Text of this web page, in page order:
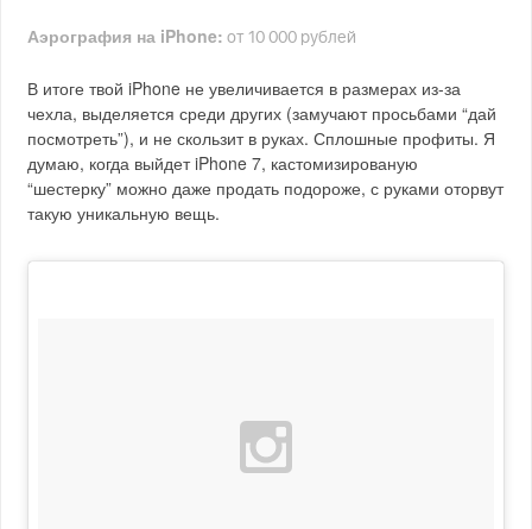
Аэрография на iPhone: от 10 000 рублей
В итоге твой iPhone не увеличивается в размерах из-за
чехла, выделяется среди других (замучают просьбами “дай
посмотреть”), и не скользит в руках. Сплошные профиты. Я
думаю, когда выйдет iPhone 7, кастомизированую
“шестерку” можно даже продать подороже, с руками оторвут
такую уникальную вещь.